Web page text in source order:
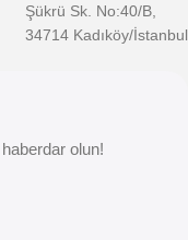
Şükrü Sk. No:40/B,
34714 Kadıköy/İstanbul
olun!